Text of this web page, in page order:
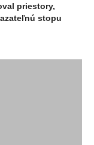
priestory,
stopu